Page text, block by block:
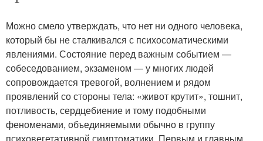
Можно смело утверждать, что нет ни одного человека,
который бы не сталкивался с психосоматическими
явлениями. Состояние перед важным событием —
собеседованием, экзаменом — у многих людей
сопровождается тревогой, волнением и рядом
проявлений со стороны тела: «живот крутит», тошнит,
потливость, сердцебиение и тому подобными
феноменами, объединяемыми обычно в группу